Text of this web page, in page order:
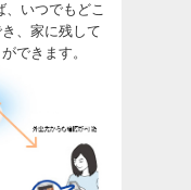
いつでもどこ
、家に残して
できます。